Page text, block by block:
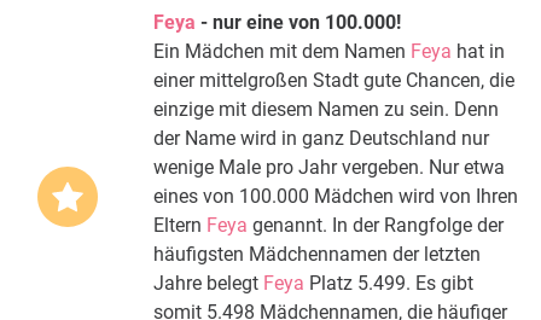
Feya - nur eine von 100.000!
Ein Mädchen mit dem Namen Feya hat in
einer mittelgroßen Stadt gute Chancen, die
einzige mit diesem Namen zu sein. Denn
der Name wird in ganz Deutschland nur
wenige Male pro Jahr vergeben. Nur etwa
eines von 100.000 Mädchen wird von Ihren
Eltern Feya genannt. In der Rangfolge der
häufigsten Mädchennamen der letzten
Jahre belegt Feya Platz 5.499. Es gibt
somit 5.498 Mädchennamen, die häufiger